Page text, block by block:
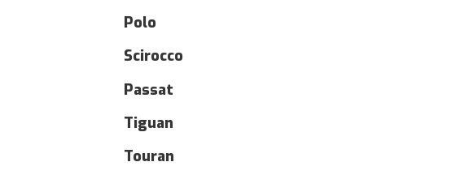
Polo
Scirocco
Passat
Tiguan
Touran